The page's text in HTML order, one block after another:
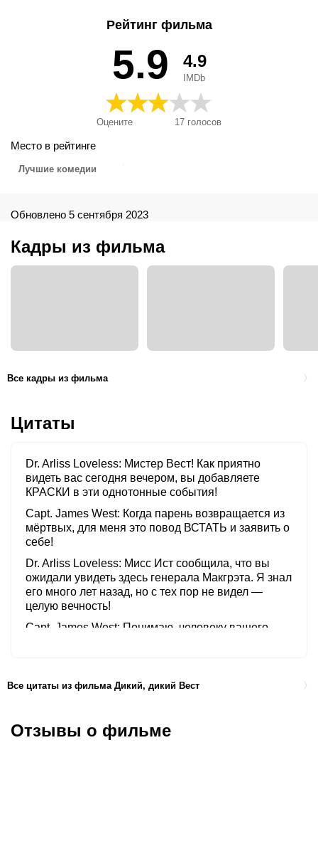
vadnyugat, Wild Wild West: Las aventuras de Jim West, Дикий,
वाइल्ड वेस्ट, ワイルド・ワイルド・ウエスト, 超智特務顯神通, 飆
風戰警, Дикий Дикий Вест
Рейтинг фильма
5.9
Оцените 17 голосов
4.9
IMDb
Место в рейтинге
Лучшие комедии
Обновлено 5 сентября 2023
Кадры из фильма
Все кадры из фильма
Цитаты
Dr. Arliss Loveless Мистер Вест! Как приятно
видеть вас сегодня вечером, вы добавляете
КРАСКИ в эти однотонные события!
Capt. James West Когда парень возвращается из
мёртвых, для меня это повод ВСТАТЬ и заявить о
себе!
Dr. Arliss Loveless Мисс Ист сообщила, что вы
ожидали увидеть здесь генерала Макгрэта. Я знал
его много лет назад, но с тех пор не видел —
целую вечность!
Capt. James West Понимаю, человеку вашего
Ист спасёт вас от того, чтобы быть РАБОМ своих
Capt. James West Знаешь, красивые женщины —
то поддерживают, то резко ПОДРЫВАЮТ твои
Все цитаты из фильма Дикий, дикий Вест
Отзывы о фильме